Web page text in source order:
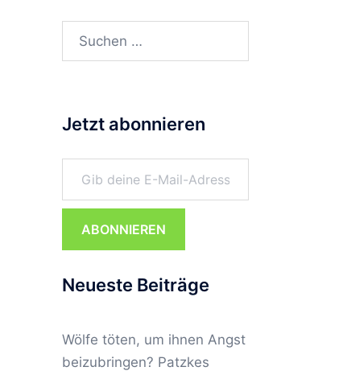
Suchen
Jetzt abonnieren
Gib deine E-Mail-Adresse ein ...
ABONNIEREN
Neueste Beiträge
Wölfe töten, um ihnen Angst
beizubringen? Patzkes